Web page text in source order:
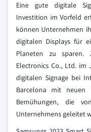
Eine gute digitale
Investition im Vorfeld
können Unternehmen
digitalen Displays für
Planeten zu sparen.
Electronics Co., Ltd.
digitalen Signage bei
Barcelona mit neuen
Bemühungen, die
Unternehmens geleitet